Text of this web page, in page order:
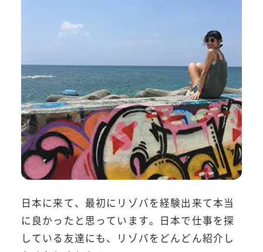
日本に来て、最初にリゾバを経験出来て本当
に良かったと思っています。日本で仕事を探
している友達にも、リゾバをどんどん紹介し